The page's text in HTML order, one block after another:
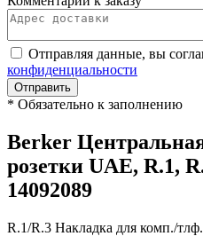
Отправляя данные, вы
конфиденциальности
Отправить
* Обязательно к заполнению
Berker
розетки UAE, R.1,
14092089
R.1/R.3 Накладка для комп./